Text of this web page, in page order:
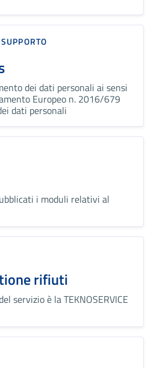
dei dati personali ai sensi
Europeo n. 2016/679
dati personali
i moduli relativi al
rifiuti
servizio è la TEKNOSERVICE